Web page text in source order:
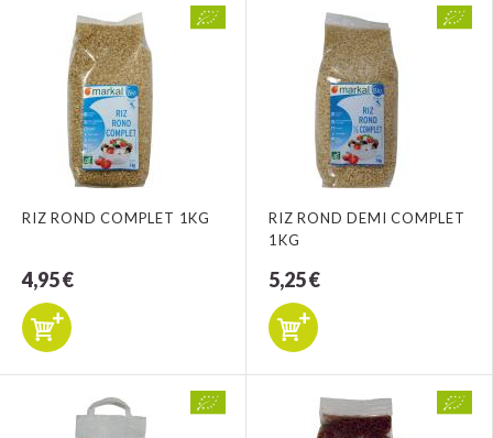
RIZ ROND COMPLET 1KG
4,95 €
RIZ ROND DEMI COMPLET
1KG
5,25 €